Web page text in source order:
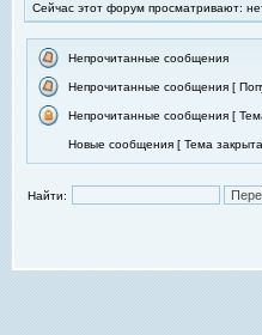
Сейчас этот форум просматривают:
Непрочитанные сообщения
Непрочитанные сообщения [
Непрочитанные сообщения [
Новые сообщения [ Тема
Найти: